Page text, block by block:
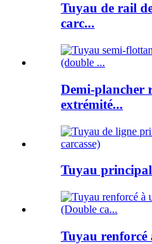
Tuyau de rail
carc...
Demi-plancher
extrémité...
Tuyau principal
Tuyau renforcé